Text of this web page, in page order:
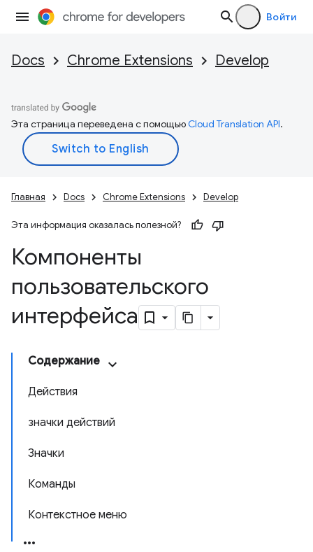
Войти
Docs Chrome Extensions Develop
Эта страница переведена с помощьюCloud Translation API.
Главная Docs Chrome Extensions Develop
Эта информация оказалась полезной?
Компоненты
пользовательского
интерфейса
Содержание
Действия
значки действий
Значки
Команды
Контекстное меню